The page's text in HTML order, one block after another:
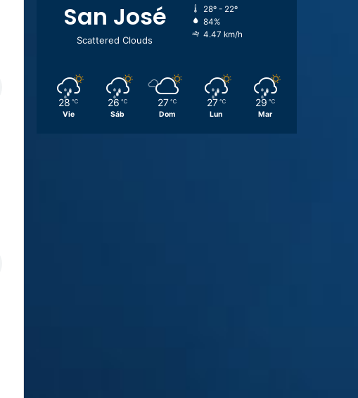
San José
Scattered Clouds
28º - 22º
84%
4.47 km/h
28 ℃
Vie
26 ℃
Sáb
27 ℃
Dom
27 ℃
Lun
29 ℃
Mar